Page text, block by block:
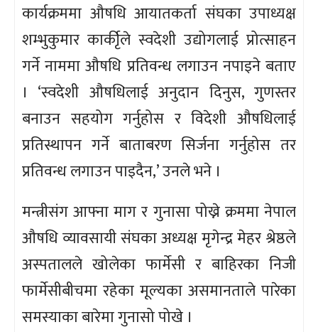
कार्यक्रममा औषधि आयातकर्ता संघका उपाध्यक्ष
शम्भुकुमार कार्कीृले स्वदेशी उद्योगलाई प्रोत्साहन
गर्ने नाममा औषधि प्रतिवन्ध लगाउन नपाइने बताए
। ‘स्वदेशी औषधिलाई अनुदान दिनुस, गुणस्तर
बनाउन सहयोग गर्नुहोस र विदेशी औषधिलाई
प्रतिस्थापन गर्ने बाताबरण सिर्जना गर्नुहोस तर
प्रतिवन्ध लगाउन पाइदैन,’ उनले भने ।
मन्त्रीसंग आफ्ना माग र गुनासा पोख्ने क्रममा नेपाल
औषधि व्यावसायी संघका अध्यक्ष मृगेन्द्र मेहर श्रेष्ठले
अस्पतालले खोलेका फार्मेसी र बाहिरका निजी
फार्मेसीबीचमा रहेका मूल्यका असमानताले पारेका
समस्याका बारेमा गुनासो पोखे ।